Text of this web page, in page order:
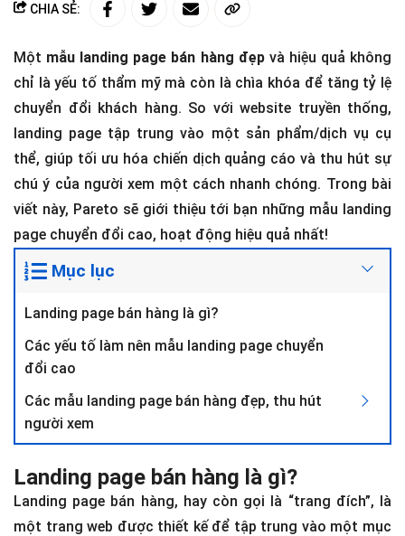
CHIA SẺ:
Một mẫu landing page bán hàng đẹpvà hiệu quả không
chỉ là yếu tố thẩm mỹ mà còn là chìa khóa để tăng tỷ lệ
chuyển đổi khách hàng. So với website truyền thống,
landing page tập trung vào một sản phẩm/dịch vụ cụ
thể, giúp tối ưu hóa chiến dịch quảng cáo và thu hút sự
chú ý của người xem một cách nhanh chóng. Trong bài
viết này, Pareto sẽ giới thiệu tới bạn những mẫu landing
page chuyển đổi cao, hoạt động hiệu quả nhất!
Mục lục
Landing page bán hàng là gì?
Các yếu tố làm nên mẫu landing page chuyển
đổi cao
Các mẫu landing page bán hàng đẹp, thu hút
người xem
Landing page bán hàng là gì?
Landing page bán hàng, hay còn gọi là “trang đích”, là
một trang web được thiết kế để tập trung vào một mục